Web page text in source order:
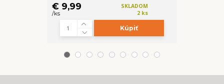
€ 9,99
/ks
SKLADOM
2 ks
Kúpiť